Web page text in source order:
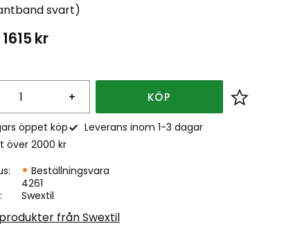
svart)
1615 kr
+ KÖP Lägg
öppet köp
Leverans inom 1-3 dagar
över 2000 kr
Beställningsvara
4261
Swextil
från Swextil